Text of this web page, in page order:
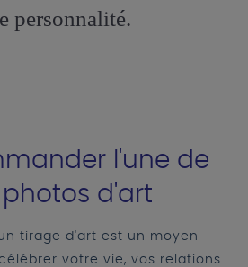
personnalité.
l'une de
d'art
tirage d'art est un moyen
votre vie, vos relations